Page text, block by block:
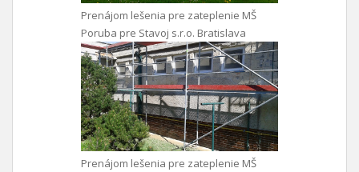
Prenájom lešenia pre zateplenie MŠ
Poruba pre Stavoj s.r.o. Bratislava
Prenájom lešenia pre zateplenie MŠ